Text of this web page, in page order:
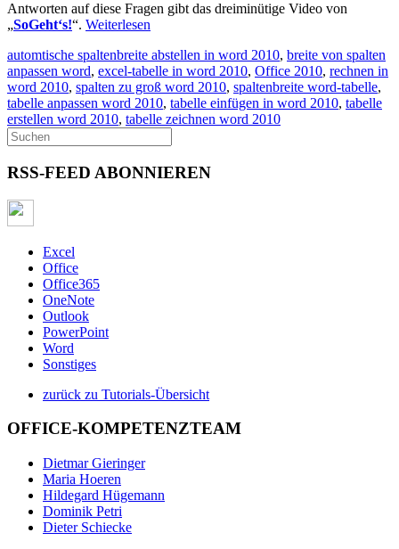
Antworten auf diese Fragen gibt das dreiminütige Video von
„SoGeht‘s!“. Weiterlesen
automtische spaltenbreite abstellen in word 2010, breite von spalten
anpassen word, excel-tabelle in word 2010, Office 2010, rechnen in
word 2010, spalten zu groß word 2010, spaltenbreite word-tabelle,
tabelle anpassen word 2010, tabelle einfügen in word 2010, tabelle
erstellen word 2010, tabelle zeichnen word 2010
RSS-FEED ABONNIEREN
Excel
Office
Office365
OneNote
Outlook
PowerPoint
Word
Sonstiges
zurück zu Tutorials-Übersicht
OFFICE-KOMPETENZTEAM
Dietmar Gieringer
Maria Hoeren
Hildegard Hügemann
Dominik Petri
Dieter Schiecke